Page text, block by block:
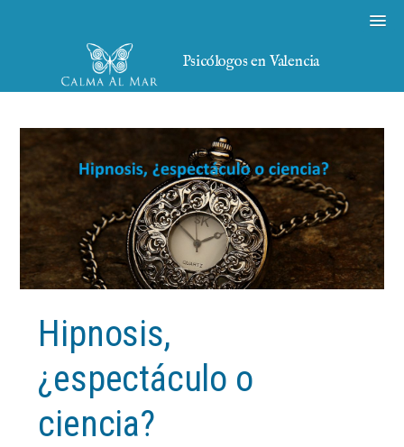
Psicólogos en Valencia
Hipnosis,
¿espectáculo o
ciencia?